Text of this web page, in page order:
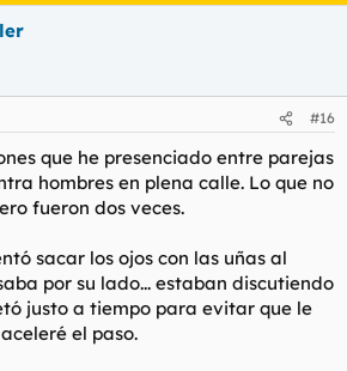
#16
que he presenciado entre parejas
hombres en plena calle. Lo que no
fueron dos veces.
sacar los ojos con las uñas al
por su lado... estaban discutiendo
justo a tiempo para evitar que le
el paso.